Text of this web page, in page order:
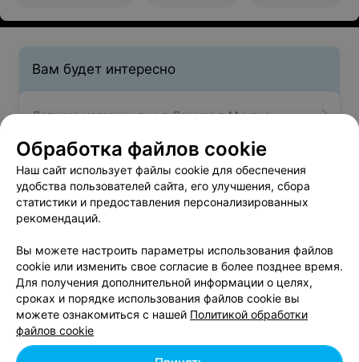
сверять чек. Беру суп без крышки, т.к. ем на месте, но
Вам будет интересно
Детские магазины в м-р Лошица в Минске
Детские магазины в м-р Малиновка в Минске
Детские магазины в м-р Михалово в Минске
Добавить компанию
Обработка файлов cookie
Наш сайт использует файлы cookie для обеспечения
удобства пользователей сайта, его улучшения, сбора
статистики и предоставления персонализированных
рекомендаций.
Вы можете настроить параметры использования файлов
cookie или изменить свое согласие в более позднее время.
Для получения дополнительной информации о целях,
сроках и порядке использования файлов cookie вы
можете ознакомиться с нашей Политикой обработки
файлов cookie